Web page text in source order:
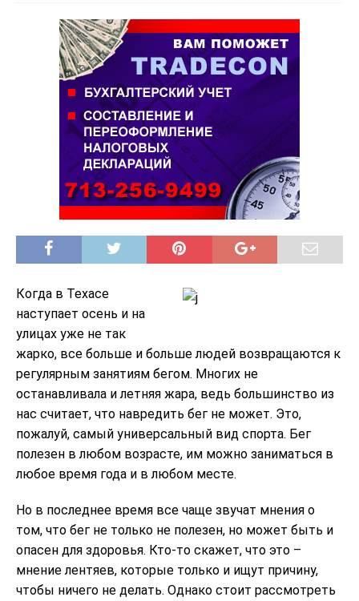
Когда в Техасе
наступает осень и на
улицах уже не так
жарко, все больше и больше людей возвращаются к
регулярным занятиям бегом. Многих не
останавливала и летняя жара, ведь большинство из
нас считает, что навредить бег не может. Это,
пожалуй, самый универсальный вид спорта. Бег
полезен в любом возрасте, им можно заниматься в
любое время года и в любом месте.
Но в последнее время все чаще звучат мнения о
том, что бег не только не полезен, но может быть и
опасен для здоровья. Кто-то скажет, что это –
мнение лентяев, которые только и ищут причину,
чтобы ничего не делать. Однако стоит рассмотреть